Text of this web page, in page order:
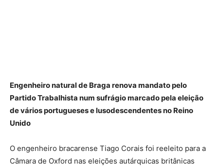
Engenheiro natural de Braga renova mandato pelo
Partido Trabalhista num sufrágio marcado pela eleição
de vários portugueses e lusodescendentes no Reino
Unido
O engenheiro bracarense Tiago Corais foi reeleito para a
Câmara de Oxford nas eleições autárquicas britânicas